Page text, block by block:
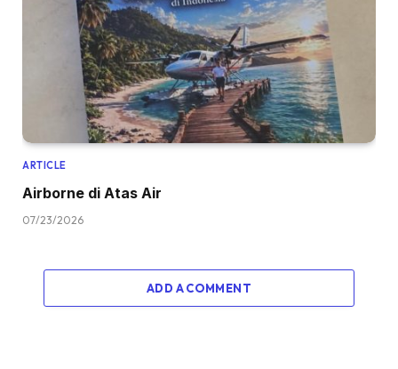
ARTICLE
Airborne di Atas Air
07/23/2026
ADD A COMMENT